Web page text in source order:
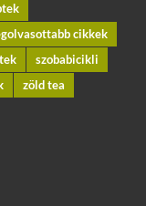
cikkek
szobabicikli
zöld tea